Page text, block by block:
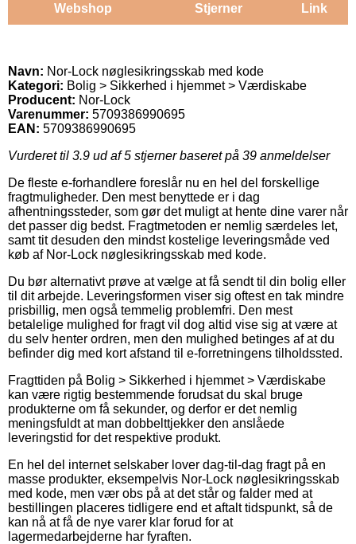
Webshop Stjerner Link
Navn: Nor-Lock nøglesikringsskab med kode
Kategori: Bolig > Sikkerhed i hjemmet > Værdiskabe
Producent: Nor-Lock
Varenummer: 5709386990695
EAN: 5709386990695
Vurderet til 3.9 ud af 5 stjerner baseret på 39 anmeldelser
De fleste e-forhandlere foreslår nu en hel del forskellige
fragtmuligheder. Den mest benyttede er i dag
afhentningssteder, som gør det muligt at hente dine varer når
det passer dig bedst. Fragtmetoden er nemlig særdeles let,
samt tit desuden den mindst kostelige leveringsmåde ved
køb af Nor-Lock nøglesikringsskab med kode.
Du bør alternativt prøve at vælge at få sendt til din bolig eller
til dit arbejde. Leveringsformen viser sig oftest en tak mindre
prisbillig, men også temmelig problemfri. Den mest
betalelige mulighed for fragt vil dog altid vise sig at være at
du selv henter ordren, men den mulighed betinges af at du
befinder dig med kort afstand til e-forretningens tilholdssted.
Fragttiden på Bolig > Sikkerhed i hjemmet > Værdiskabe
kan være rigtig bestemmende forudsat du skal bruge
produkterne om få sekunder, og derfor er det nemlig
meningsfuldt at man dobbelttjekker den anslåede
leveringstid for det respektive produkt.
En hel del internet selskaber lover dag-til-dag fragt på en
masse produkter, eksempelvis Nor-Lock nøglesikringsskab
med kode, men vær obs på at det står og falder med at
bestillingen placeres tidligere end et aftalt tidspunkt, så de
kan nå at få de nye varer klar forud for at
lagermedarbejderne har fyraften.